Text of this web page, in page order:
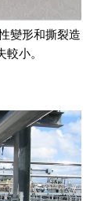
變形和撕裂造
小。